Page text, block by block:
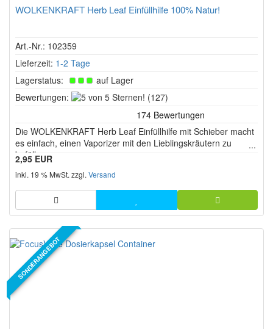
WOLKENKRAFT Herb Leaf Einfüllhilfe 100% Natur!
Art.-Nr.: 102359
Lieferzeit: 1-2 Tage
Lagerstatus:
auf Lager
Bewertungen:
5
5
Sternen!
(127)
Die WOLKENKRAFT Herb Leaf Einfüllhilfe mit Schieber macht
es einfach, einen Vaporizer mit den Lieblingskräutern zu
befüllen.
2,95 EUR
inkl. 19 % MwSt. zzgl. Versand
SONDERANGEBOT